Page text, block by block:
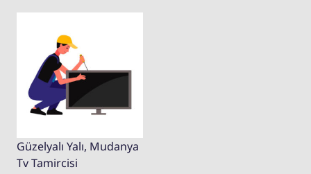
Güzelyalı Yalı, Mudanya
Tv Tamircisi